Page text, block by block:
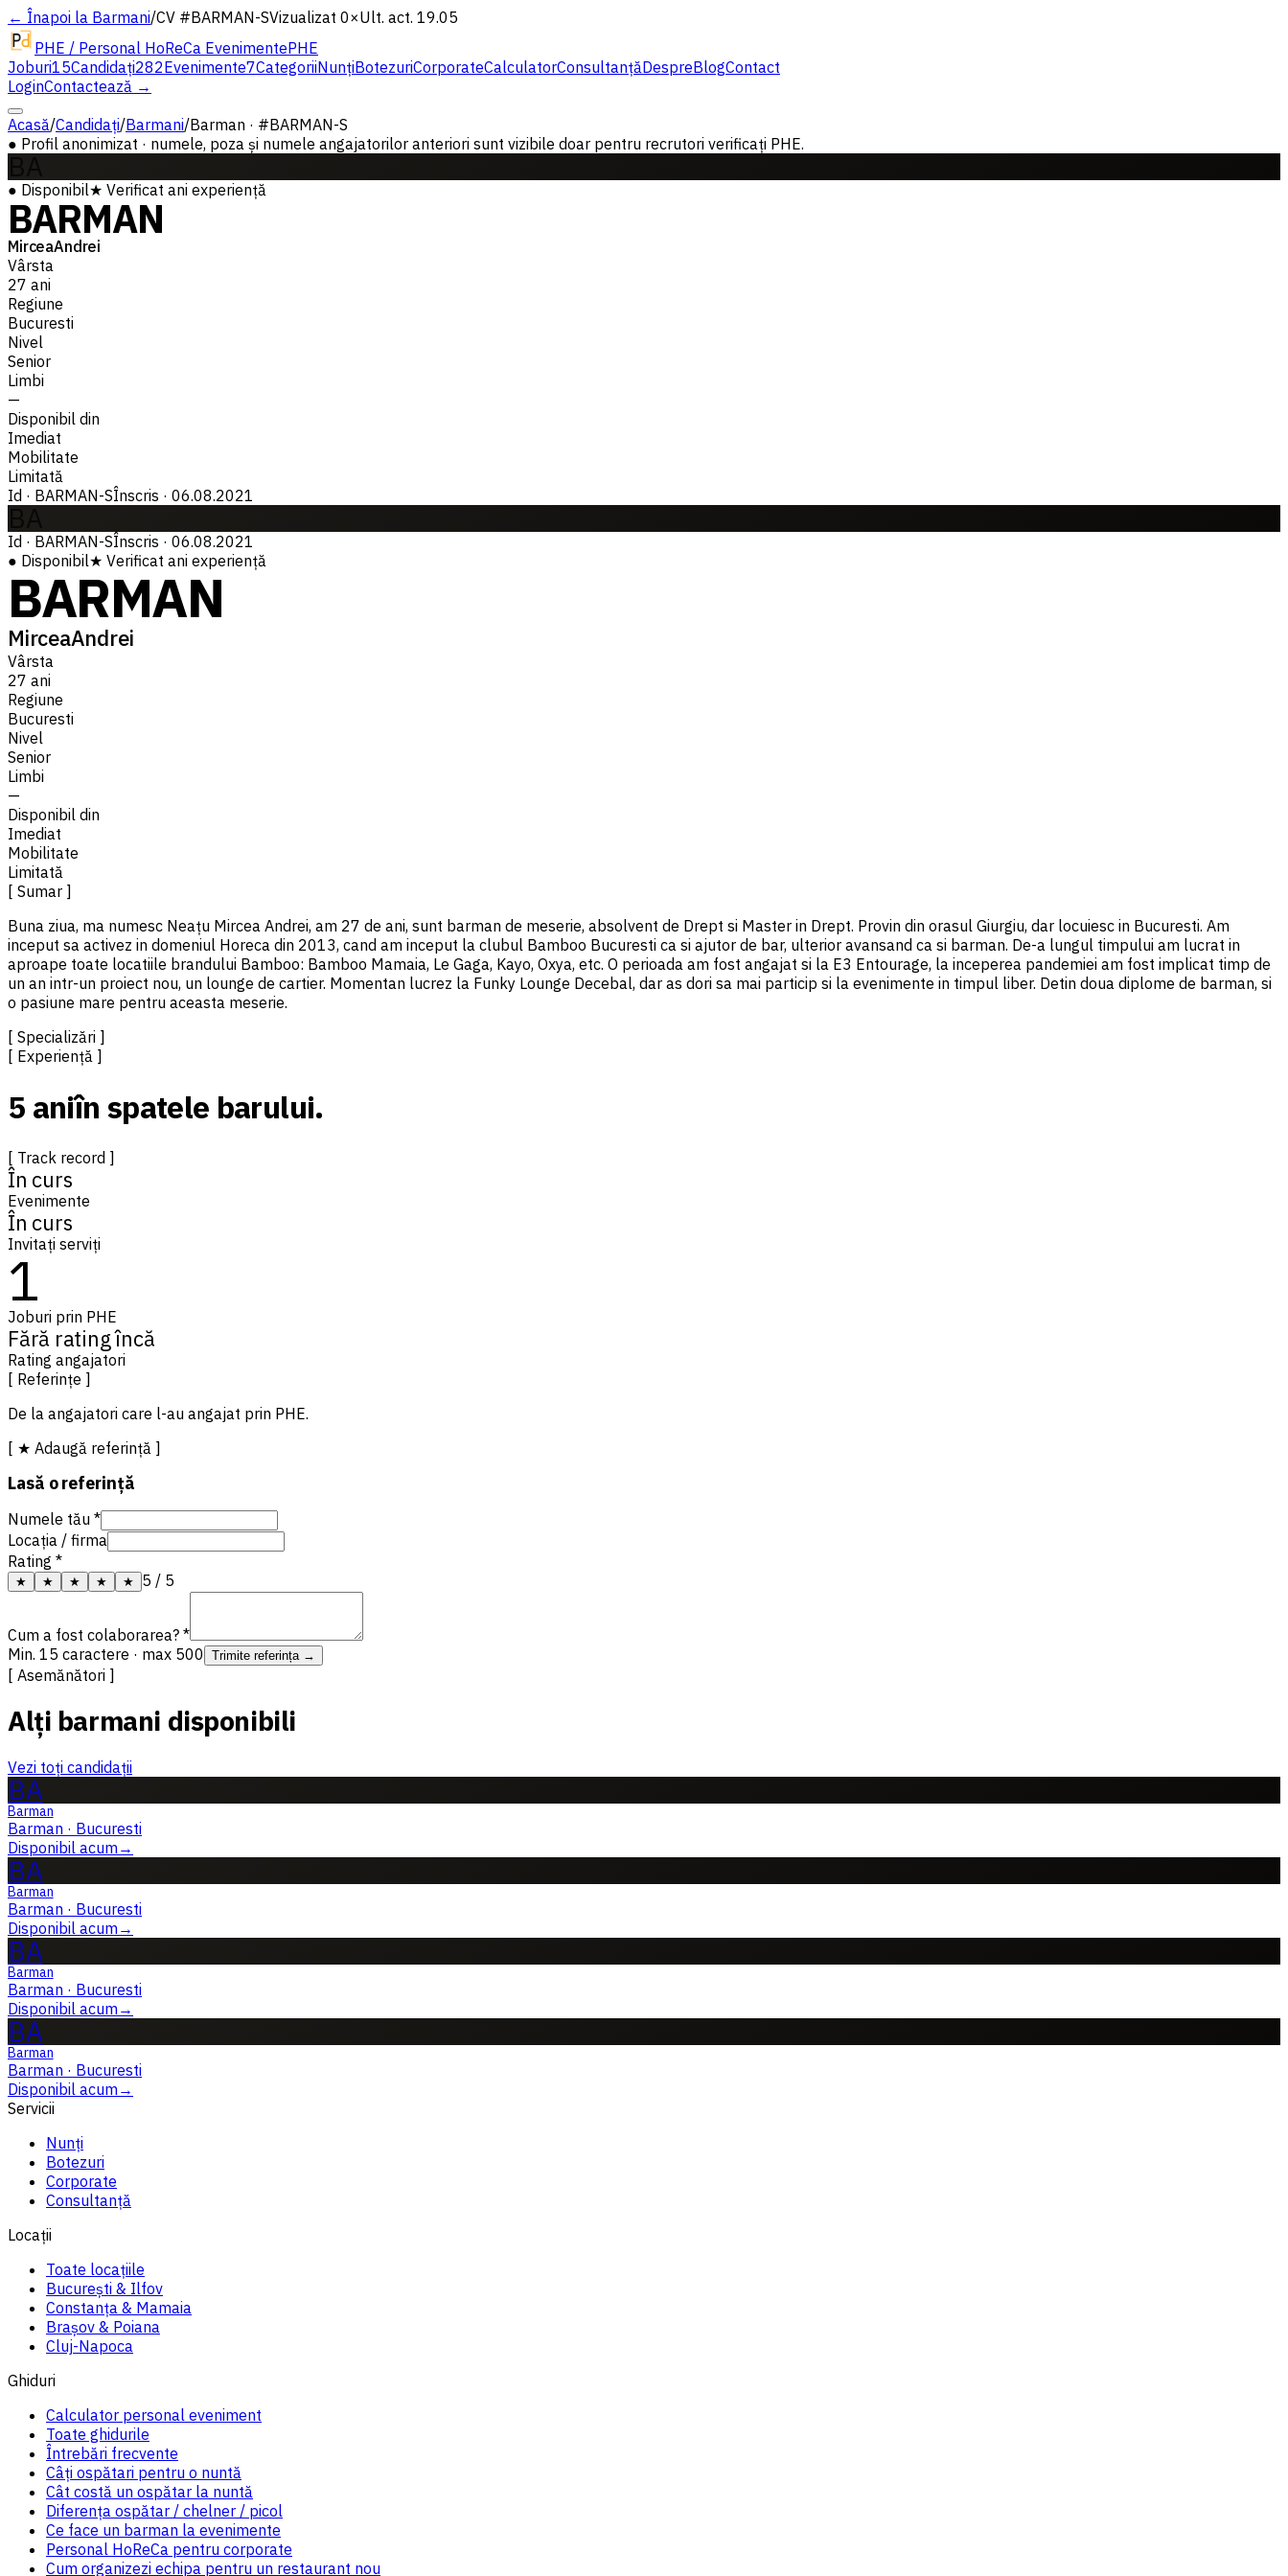
← Înapoi la Barmani/CV #BARMAN-SVizualizat 0×Ult. act. 19.05
PHE / Personal HoReCa EvenimentePHE
Joburi15Candidați282Evenimente7CategoriiNunțiBotezuriCorporateCalculatorConsultanțăDespreBlogContact
LoginContactează →
Acasă/Candidați/Barmani/Barman · #BARMAN-S
● Profil anonimizat · numele, poza și numele angajatorilor anteriori sunt vizibile doar pentru recrutori verificați PHE.
● Disponibil★ Verificat ani experiență
BARMAN
MirceaAndrei
Vârsta
27 ani
Regiune
Bucuresti
Nivel
Senior
Limbi
—
Disponibil din
Imediat
Mobilitate
Limitată
Id · BARMAN-SÎnscris · 06.08.2021
Id · BARMAN-SÎnscris · 06.08.2021
● Disponibil★ Verificat ani experiență
BARMAN
MirceaAndrei
Vârsta
27 ani
Regiune
Bucuresti
Nivel
Senior
Limbi
—
Disponibil din
Imediat
Mobilitate
Limitată
[ Sumar ]
Buna ziua, ma numesc Neațu Mircea Andrei, am 27 de ani, sunt barman de meserie, absolvent de Drept si Master in Drept. Provin din orasul Giurgiu, dar locuiesc in Bucuresti. Am
inceput sa activez in domeniul Horeca din 2013, cand am inceput la clubul Bamboo Bucuresti ca si ajutor de bar, ulterior avansand ca si barman. De-a lungul timpului am lucrat in
aproape toate locatiile brandului Bamboo: Bamboo Mamaia, Le Gaga, Kayo, Oxya, etc. O perioada am fost angajat si la E3 Entourage, la inceperea pandemiei am fost implicat timp de
un an intr-un proiect nou, un lounge de cartier. Momentan lucrez la Funky Lounge Decebal, dar as dori sa mai particip si la evenimente in timpul liber. Detin doua diplome de barman, si
o pasiune mare pentru aceasta meserie.
[ Specializări ]
[ Experiență ]
5 aniîn spatele barului.
[ Track record ]
În curs
Evenimente
În curs
Invitați serviți
1
Joburi prin PHE
Fără rating încă
Rating angajatori
[ Referințe ]
De la angajatori care l-au angajat prin PHE.
[ ★ Adaugă referință ]
Lasă o referință
Numele tău *
Locația / firma
Rating *
★ ★ ★ ★ ★ 5 / 5
Cum a fost colaborarea? *
Min. 15 caractere · max 500
Trimite referința →
[ Asemănători ]
Alți barmani disponibili
Vezi toți candidații
BA
Barman
Barman · Bucuresti
Disponibil acum→
BA
Barman
Barman · Bucuresti
Disponibil acum→
BA
Barman
Barman · Bucuresti
Disponibil acum→
BA
Barman
Barman · Bucuresti
Disponibil acum→
Servicii
Nunți
Botezuri
Corporate
Consultanță
Locații
Toate locațiile
București & Ilfov
Constanța & Mamaia
Brașov & Poiana
Cluj-Napoca
Ghiduri
Calculator personal eveniment
Toate ghidurile
Întrebări frecvente
Câți ospătari pentru o nuntă
Cât costă un ospătar la nuntă
Diferența ospătar / chelner / picol
Ce face un barman la evenimente
Personal HoReCa pentru corporate
Cum organizezi echipa pentru un restaurant nou